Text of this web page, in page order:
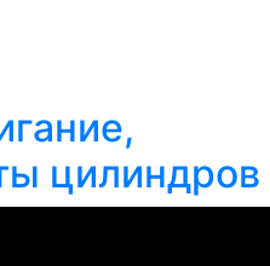
цилиндров